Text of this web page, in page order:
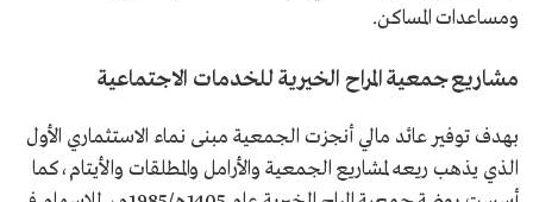
ومساعدات المساكن.
مشاريع جمعية المراح الخيرية للخدمات الاجتماعية
بهدف توفير عائد مالي أنجزت الجمعية مبنى نماء الاستثماري الأول
الذي يذهب ريعه لمشاريع الجمعية والأرامل والمطلقات والأيتام،كما